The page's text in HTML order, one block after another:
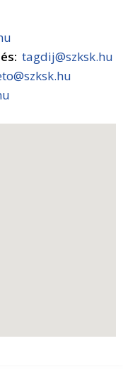
tagdij@szksk.hu